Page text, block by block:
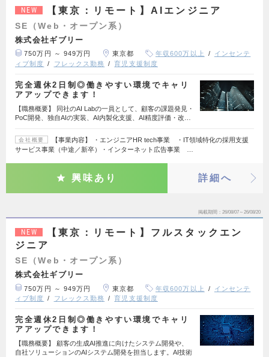
NEW 【東京：リモート】AIエンジニア
SE（Web・オープン系）
株式会社ギブリー
750万円 ～ 949万円 東京都 年収600万以上
インセンテ
ィブ制度
フレックス勤務 育児支援制度
完全週休2日制◎働きやすい環境でキャリ
アアップできます！
【職務概要】 同社のAI Labの一員として、顧客の課題発見・
PoC開発、独自AIの実装、AI内製化支援、AI精度評価・改…
会社概要
【事業内容】 ・エンジニアHR tech事業 ・IT領域特化の採用支援
サービス事業（中途／新卒）・インターネット広告事業 …
興味あり 詳細へ
掲載期間 26/08/07～26/08/20
NEW
【東京：リモート】フルスタックエン
ジニア
SE（Web・オープン系）
株式会社ギブリー
750万円 ～ 949万円 東京都 年収600万以上
インセンテ
ィブ制度
フレックス勤務 育児支援制度
完全週休2日制◎働きやすい環境でキャリ
アアップできます！
【職務概要】 顧客の生成AI推進に向けたシステム開発や、
自社ソリューションのAIシステム開発を担当します。AI技術